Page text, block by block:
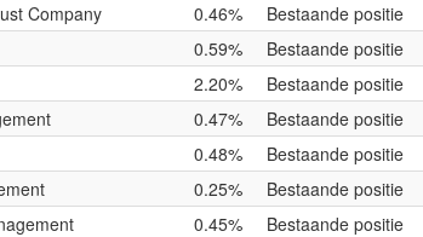
Company 0.46%
Bestaande positie
0.59%
Bestaande positie
2.20%
Bestaande positie
0.47%
Bestaande positie
0.48%
Bestaande positie
0.25%
Bestaande positie
0.45%
Bestaande positie